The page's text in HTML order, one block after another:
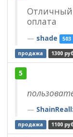
Отличный
оплата
shade 503
продажа 1300
5
продажа 1100